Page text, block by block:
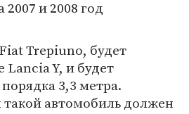
и 2008 год
Trepiuno, будет
Lancia Y, и будет
3,3 метра.
такой автомобиль должен